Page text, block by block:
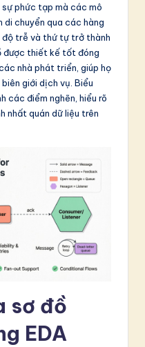
phức tạp mà các mô
di chuyển qua các hàng
độ trễ và thứ tự trở thành
được thiết kế tốt đóng
nhà phát triển, giúp họ
giới dịch vụ. Biểu
các điểm nghẽn, hiểu rõ
nhất quán dữ liệu trên
sơ đồ
EDA